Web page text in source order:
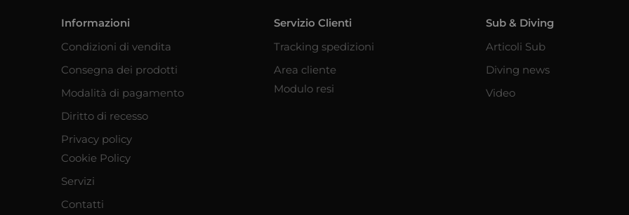
Informazioni
Condizioni di vendita
Consegna dei prodotti
Modalità di pagamento
Diritto di recesso
Privacy policy
Cookie Policy
Servizi
Contatti
Servizio Clienti
Tracking spedizioni
Area cliente
Modulo resi
Sub & Diving
Articoli Sub
Diving news
Video